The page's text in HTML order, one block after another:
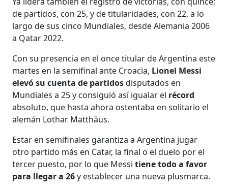
de partidos, con 25, y de titularidades, con 22, a lo
largo de sus cinco Mundiales, desde Alemania 2006
a Qatar 2022.
Con su presencia en el once titular de Argentina este
martes en la semifinal ante Croacia, Lionel Messi
elevó su cuenta de partidosdisputados en
Mundiales a 25 y consiguió así igualar el récord
absoluto, que hasta ahora ostentaba en solitario el
alemán Lothar Matthäus.
Estar en semifinales garantiza a Argentina jugar
otro partido más en Catar, la final o el duelo por el
tercer puesto, por lo que Messitiene todo a favor
para llegar a 26y establecer una nueva plusmarca.